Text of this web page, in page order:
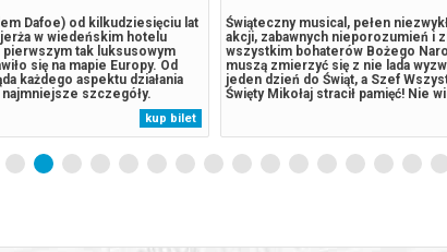
Dafoe) od kilkudziesięciu lat
w wiedeńskim hotelu
tak luksusowym
się na mapie Europy. Od
każdego aspektu działania
szczegóły.
dowiaduje się, że hotel
nowemu właścicielowi, który
przebudowę....
kup bilet
Świąteczny musical, pełen
akcji, zabawnych nieporozumień i
wszystkim bohaterów Bożego
muszą zmierzyć się z nie lada
jeden dzień do Świąt, a Szef
Święty Mikołaj stracił pamięć! Nie
wie gdzie jest i po co, a dopóki
przypomni, Święta na całym
znakiem zapytania! Na ratunek...